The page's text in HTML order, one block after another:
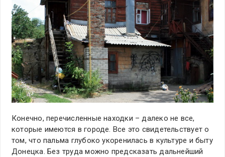
Конечно, перечисленные находки – далеко не все,
которые имеются в городе. Все это свидетельствует о
том, что пальма глубоко укоренилась в культуре и быту
Донецка. Без труда можно предсказать дальнейший